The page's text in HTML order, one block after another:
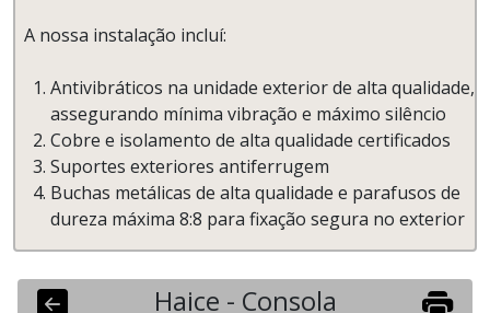
A nossa instalação incluí:
Antivibráticos na unidade exterior de alta qualidade,
assegurando mínima vibração e máximo silêncio
Cobre e isolamento de alta qualidade certificados
Suportes exteriores antiferrugem
Buchas metálicas de alta qualidade e parafusos de
dureza máxima 8:8 para fixação segura no exterior
Haice - Consola